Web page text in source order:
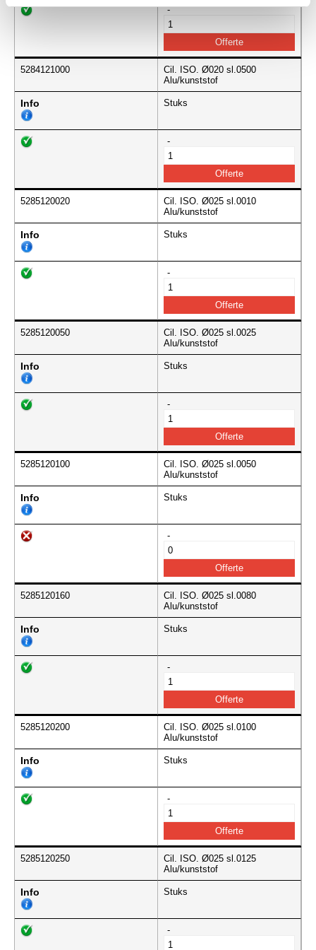
-
5284121000
Cil. ISO. Ø020 sl.0500
Alu/kunststof
Info Stuks
-
5285120020
Cil. ISO. Ø025 sl.0010
Alu/kunststof
Info Stuks
-
5285120050
Cil. ISO. Ø025 sl.0025
Alu/kunststof
Info Stuks
-
5285120100
Cil. ISO. Ø025 sl.0050
Alu/kunststof
Info Stuks
-
5285120160
Cil. ISO. Ø025 sl.0080
Alu/kunststof
Info Stuks
-
5285120200
Cil. ISO. Ø025 sl.0100
Alu/kunststof
Info Stuks
-
5285120250
Cil. ISO. Ø025 sl.0125
Alu/kunststof
Info Stuks
-